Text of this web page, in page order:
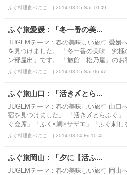
ふぐ料理食べにご... | 2014.03.15 Sat 10:39
ふぐ旅愛媛：「冬一番の美...
JUGEMテーマ：春の美味しい旅行 愛媛
を見つけました。 「冬一番の美味 究
ン部屋出」です。 「旅館 松乃屋」のお
ふぐ料理食べにご... | 2014.03.15 Sat 06:47
ふぐ旅山口：「活き〆とら...
JUGEMテーマ：春の美味しい旅行 山口
宿を見つけました。 「活き〆とらふぐ
ぐ会席」「ふく×鯛×サザエ」「ふぐ刺し
ふぐ料理食べにご... | 2014.03.14 Fri 10:45
ふぐ旅岡山：「夕に【活ふ...
JUGEMテーマ：春の美味しい旅行 岡山